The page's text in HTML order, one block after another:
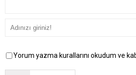
Yorum yazma kurallarını okudum ve